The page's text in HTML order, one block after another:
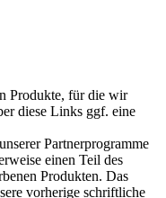
Produkte, für die wir
diese Links ggf. eine
Partnerprogramme
einen Teil des
Produkten. Das
vorherige schriftliche